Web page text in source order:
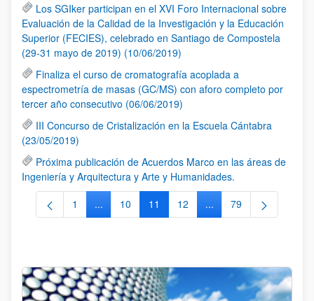
Los SGIker participan en el XVI Foro Internacional sobre
Evaluación de la Calidad de la Investigación y la Educación
Superior (FECIES), celebrado en Santiago de Compostela
(29-31 mayo de 2019) (10/06/2019)
Finaliza el curso de cromatografía acoplada a
espectrometría de masas (GC/MS) con aforo completo por
tercer año consecutivo (06/06/2019)
III Concurso de Cristalización en la Escuela Cántabra
(23/05/2019)
Próxima publicación de Acuerdos Marco en las áreas de
Ingeniería y Arquitectura y Arte y Humanidades.
Página
1 ...Páginas intermedias Use TAB para desplazarse.
Página
10 Página
11 Página
12 ...Páginas intermedias
Página
79